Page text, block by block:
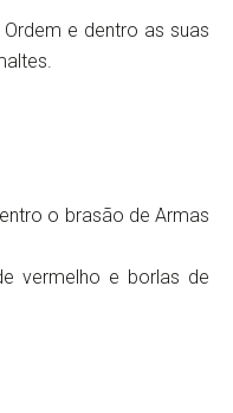
e dentro as suas
o brasão de Armas
vermelho e borlas de